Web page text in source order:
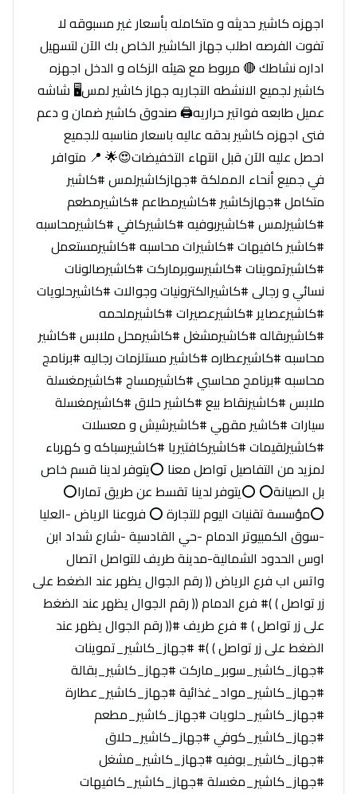
اجهزه كاشير حديثه و متكامله بأسعار غير مسبوقه لا
تفوت الفرصه اطلب جهاز الكاشير الخاص بك الآن لتسهيل
اداره نشاطك 🔴 مربوط مع هيئه الزكاه و الدخل اجهزه
كاشير لجميع الانشطه التجاريه جهاز كاشير لمس🖥 شاشه
عميل طابعه فواتير حراريه🖨 صندوق كاشير ضمان و دعم
فنى اجهزه كاشير بدقه عاليه باسعار مناسبه للجميع
احصل عليه الآن قبل انتهاء التخفيضات😍🌟 📍 متوافر
في جميع أنحاء المملكة #جهازكاشيرلمس #كاشير
متكامل #جهازكاشير #كاشيرمطاعم #كاشيرمطعم
#كاشيرلمس #كاشيربوفيه #كاشيركافي #كاشيرمحاسبه
#كاشير كافيهات #كاشيرات محاسبه #كاشيرمستعمل
#كاشيرتموينات #كاشيرسوبرماركت #كاشيرصالونات
نسائي و رجالى #كاشيرالكترونيات وجوالات #كاشيرحلويات
#كاشيرعصاير #كاشيرعصيرات #كاشيرملحمه
#كاشيربقاله #كاشيرمشغل #كاشيرمحل ملابس #كاشير
محاسبه #كاشيرعطاره #كاشير مستلزمات رجاليه #برنامج
محاسبه #برنامج محاسبي #كاشيرمساج #كاشيرمغسلة
ملابس #كاشيرنقاط بيع #كاشير حلاق #كاشيرمغسلة
سيارات #كاشير مقهي #كاشيرشيش و معسلات
#كاشيرلقيمات #كاشيركافتيريا #كاشيرسباكه و كهرباء
لمزيد من التفاصيل تواصل معنا ⭕يتوفر لدينا قسم خاص
بل الصيانة⭕ ⭕يتوفر لدينا تقسط عن طريق تمارا⭕
⭕مؤسسة تقنيات اليوم للتجارة ⭕ فروعنا الرياض -العليا
-سوق الكمبيوتر الدمام -حي القادسية -شارع شداد ابن
اوس الحدود الشمالية-مدينة طريف للتواصل اتصال
واتس اب فرع الرياض (( رقم الجوال يظهر عند الضغط على
زر تواصل ) )# فرع الدمام (( رقم الجوال يظهر عند الضغط
على زر تواصل ) # فرع طريف #(( رقم الجوال يظهر عند
الضغط على زر تواصل ) )# #جهاز_كاشير_تموينات
#جهاز_كاشير_سوبر_ماركت #جهاز_كاشير_بقالة
#جهاز_كاشير_مواد_غذائية #جهاز_كاشير_عطارة
#جهاز_كاشير_حلويات #جهاز_كاشير_مطعم
#جهاز_كاشير_كوفي #جهاز_كاشير_حلاق
#جهاز_كاشير_بوفيه #جهاز_كاشير_مشغل
#جهاز_كاشير_مغسلة #جهاز_كاشير_كافيهات